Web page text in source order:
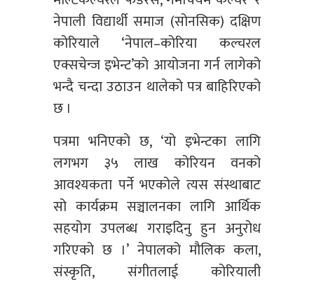
नेपाली विद्यार्थी समाज (सोनसिक) दक्षिण
कोरियाले ‘नेपाल–कोरिया कल्चरल
एक्सचेन्ज इभेन्ट’को आयोजना गर्न लागेको
भन्दै चन्दा उठाउन थालेको पत्र बाहिरिएको
छ ।
पत्रमा भनिएको छ, ‘यो इभेन्टका लागि
लगभग ३५ लाख कोरियन वनको
आवश्यकता पर्ने भएकोले त्यस संस्थाबाट
सो कार्यक्रम सञ्चालनका लागि आर्थिक
सहयोग उपलब्ध गराइदिनु हुन अनुरोध
गरिएको छ ।’ नेपालको मौलिक कला,
संस्कृति, संगीतलाई कोरियाली